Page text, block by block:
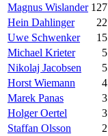
Magnus Wislander 127
Hein Dahlinger
22
Uwe Schwenker
15
Michael Krieter
5
Nikolaj Jacobsen
5
Horst Wiemann
4
Marek Panas
3
Holger Oertel
3
Staffan Olsson
2